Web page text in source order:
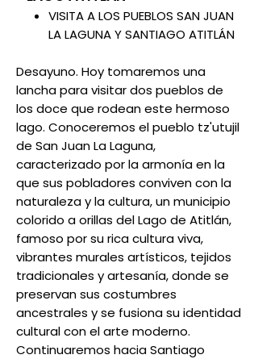
VISITA A LOS PUEBLOS SAN JUAN
LA LAGUNA Y SANTIAGO ATITLÁN
Desayuno. Hoy tomaremos una
lancha para visitar dos pueblos de
los doce que rodean este hermoso
lago. Conoceremos el pueblo tz'utujil
de San Juan La Laguna,
caracterizado por la armonía en la
que sus pobladores conviven con la
naturaleza y la cultura, un municipio
colorido a orillas del Lago de Atitlán,
famoso por su rica cultura viva,
vibrantes murales artísticos, tejidos
tradicionales y artesanía, donde se
preservan sus costumbres
ancestrales y se fusiona su identidad
cultural con el arte moderno.
Continuaremos hacia Santiago